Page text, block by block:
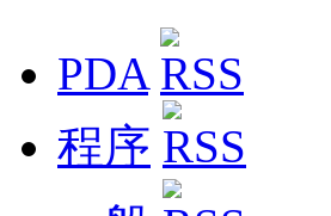
PDA
程序